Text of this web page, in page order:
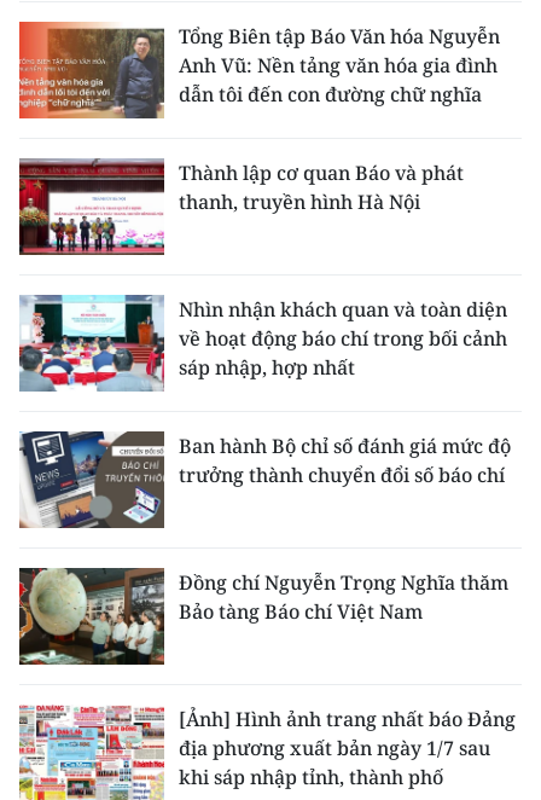
Tổng Biên tập Báo Văn hóa Nguyễn
Anh Vũ: Nền tảng văn hóa gia đình
dẫn tôi đến con đường chữ nghĩa
Thành lập cơ quan Báo và phát
thanh, truyền hình Hà Nội
Nhìn nhận khách quan và toàn diện
về hoạt động báo chí trong bối cảnh
sáp nhập, hợp nhất
Ban hành Bộ chỉ số đánh giá mức độ
trưởng thành chuyển đổi số báo chí
Đồng chí Nguyễn Trọng Nghĩa thăm
Bảo tàng Báo chí Việt Nam
[Ảnh] Hình ảnh trang nhất báo Đảng
địa phương xuất bản ngày 1/7 sau
khi sáp nhập tỉnh, thành phố